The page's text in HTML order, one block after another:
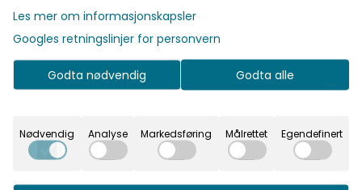
Kunder kjøpte også
Les mer om informasjonskapsler
Googles retningslinjer for personvern
Godta nødvendig Godta alle
Nødvendig Analyse Markedsføring Målrettet Egendefinert